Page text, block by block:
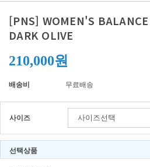
[PNS] WOMEN'S
DARK OLIVE
210,000원
배송비 무료배송
사이즈
선택상품